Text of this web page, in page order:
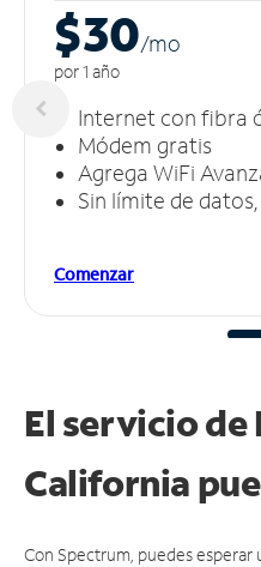
$30/mo
por 1 año
Internet con fibra
Módem gratis
Agrega WiFi
Sin límite de
Comenzar
El servicio
California
Con Spectrum, puedes